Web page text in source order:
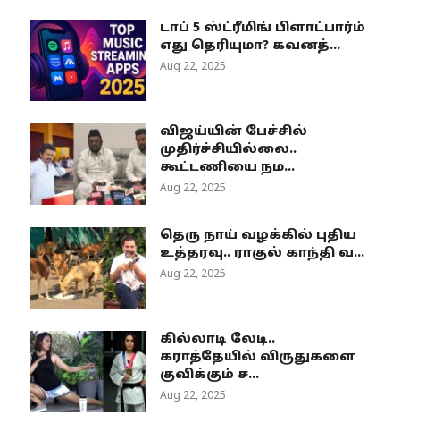
டாப் 5 ஸ்ட்ரீமிங் பிளாட்பார்ம்
எது தெரியுமா? கவனத்...
Aug 22, 2025
விஜய்யின் பேச்சில்
முதிர்ச்சியில்லை..
கூட்டணியை நம...
Aug 22, 2025
தெரு நாய் வழக்கில் புதிய
உத்தரவு.. ராகுல் காந்தி வ...
Aug 22, 2025
கில்லாடி லேடி..
கராத்தேயில் விருதுகளை
குவிக்கும் ச...
Aug 22, 2025